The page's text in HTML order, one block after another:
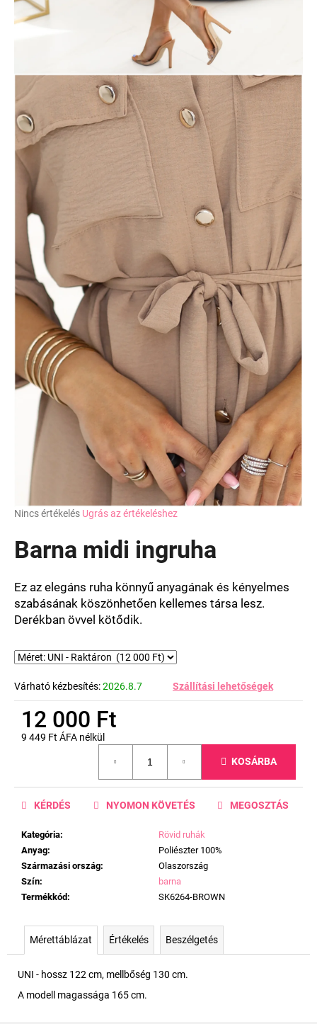
A
átlagos
értékelése
0,0
csillag.
Nincs értékelés Ugrás az értékeléshez
Barna midi ingruha
Ez az elegáns ruha könnyű anyagának és kényelmes
szabásának köszönhetően kellemes társa lesz.
Derékban övvel kötődik.
Várható kézbesítés:2026.8.7 Szállítási lehetőségek
12 000 Ft
9 449 Ft ÁFA nélkül
KOSÁRBA
Kategória:
Rövid ruhák
Anyag:
Poliészter 100%
Származási ország:
Olaszország
Szín:
barna
Termékkód: SK6264-BROWN
KÉRDÉS NYOMON KÖVETÉS MEGOSZTÁS
Mérettáblázat Értékelés Beszélgetés
UNI - hossz 122 cm, mellbőség 130 cm.
A modell magassága 165 cm.